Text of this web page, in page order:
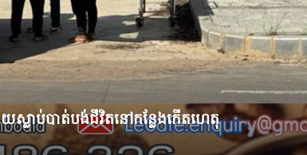
លាប់បាត់បង់ជីវិតនៅកន្លែងកើតហេតុ